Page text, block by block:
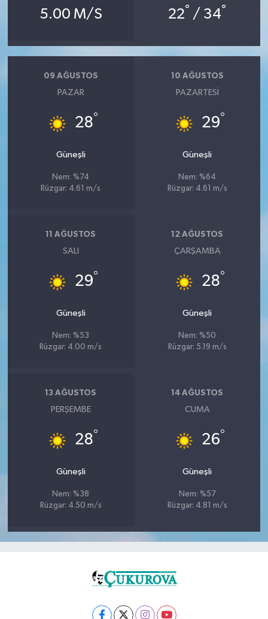
5.00 M/S 22° / 34°
09 AĞUSTOS
PAZAR
28°
Güneşli
Nem: %74
Rüzgar: 4.61 m/s
10 AĞUSTOS
PAZARTESI
29°
Güneşli
Nem: %64
Rüzgar: 4.61 m/s
11 AĞUSTOS
SALI
29°
Güneşli
Nem: %53
Rüzgar: 4.00 m/s
12 AĞUSTOS
ÇARŞAMBA
28°
Güneşli
Nem: %50
Rüzgar: 5.19 m/s
13 AĞUSTOS
PERŞEMBE
28°
Güneşli
Nem: %38
Rüzgar: 4.50 m/s
14 AĞUSTOS
CUMA
26°
Güneşli
Nem: %57
Rüzgar: 4.81 m/s